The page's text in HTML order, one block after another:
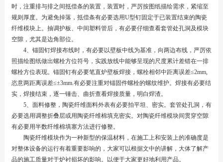
时，注重排与排之间抵偿条的装置，装置时，严厉按图纸描绘需求，紧缩至
规则厚度。为避免掉落，抵偿条有必要选用U型钉固定于已装置结束的陶瓷
纤维模块上。抽调护板、中间塑料管后，有必要仔细查看套管处孔洞及模块
空隙，尤其是边角部位。
4、锚固钉焊接布线时，有必要以壁板中线为基准，向两边布线，严厉依
照描绘图纸做出螺栓方位符号，实践放线中能够呈现的尺度累计差错在一排
螺栓方位表现。锚固钉有必要笔直炉壁板焊接，螺栓相邻中距离误差≤2mm,
恣意两距离误差≤±3mm.有必要注重对锚固件螺栓的螺纹维护。焊接有必要结
实，焊接结束，逐一锤击、曲折查看焊接质量，明白焊渣。
5、面料修整，陶瓷纤维面料外表有必要拍平坦、密实。套管处孔洞，有
必要选用调整折叠层或用陶瓷纤维棉填充密实。对陶瓷纤维模块间贯穿空隙
有必要用半数纤维棉填塞方法进行修整。
陶瓷纤维模块作为一种新型的保温材料，在施工上和安装上的准确度是
对整体设备的运行有着重要影响的，大家可以根据文中的讲解，大体了解产
品的施工质量对于炉衬损坏的影响。以便于大家更好地利用产品。